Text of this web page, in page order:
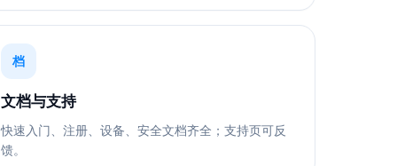
档
文档与支持
快速入门、注册、设备、安全文档齐全；支持页可反
馈。